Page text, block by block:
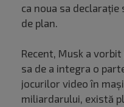
ca noua sa
de plan.
Recent, Musk a
sa de a integra o
jocurilor video în
miliardarului, există